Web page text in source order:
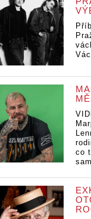
co